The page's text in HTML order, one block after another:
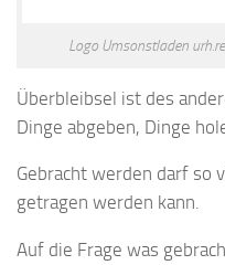
Logo Umsonstladen
Überbleibsel ist des
Dinge abgeben, Dinge
Gebracht werden darf so
getragen werden kann.
Auf die Frage was